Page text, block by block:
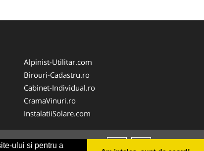
ului si pentru a
Alpinist-Utilitar.com
Birouri-Cadastru.ro
Cabinet-Individual.ro
CramaVinuri.ro
InstalatiiSolare.com